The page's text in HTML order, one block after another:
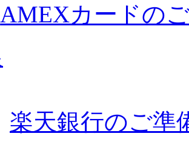
AMEXカードの
楽天銀行のご準